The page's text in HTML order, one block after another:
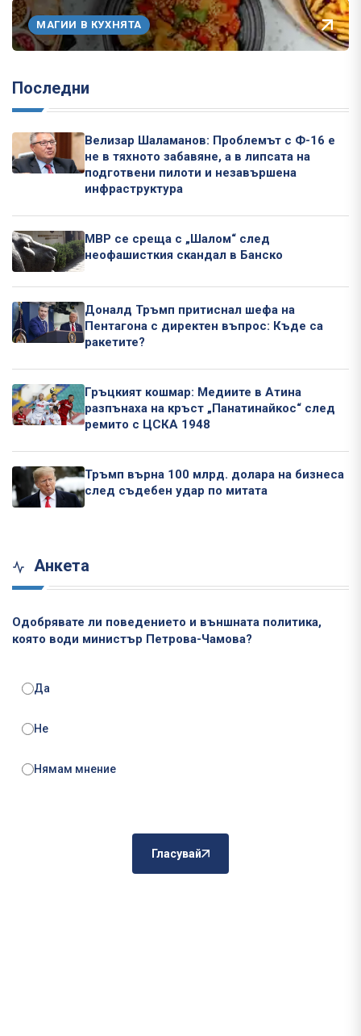
МАГИИ В КУХНЯТА
Последни
Велизар Шаламанов: Проблемът с Ф-16 е
не в тяхното забавяне, а в липсата на
подготвени пилоти и незавършена
инфраструктура
МВР се среща с „Шалом“ след
неофашисткия скандал в Банско
Доналд Тръмп притиснал шефа на
Пентагона с директен въпрос: Къде са
ракетите?
Гръцкият кошмар: Медиите в Атина
разпънаха на кръст „Панатинайкос“ след
ремито с ЦСКА 1948
Тръмп върна 100 млрд. долара на бизнеса
след съдебен удар по митата
Анкета
Одобрявате ли поведението и външната политика,
която води министър Петрова-Чамова?
Да
Не
Нямам мнение
Гласувай